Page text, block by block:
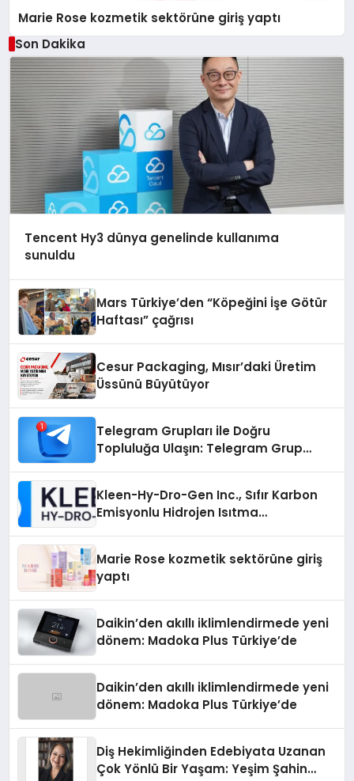
Marie Rose kozmetik sektörüne giriş yaptı
Son Dakika
Tencent Hy3 dünya genelinde kullanıma
sunuldu
Mars Türkiye’den “Köpeğini İşe Götür
Haftası” çağrısı
Cesur Packaging, Mısır’daki Üretim
Üssünü Büyütüyor
Telegram Grupları ile Doğru
Topluluğa Ulaşın: Telegram Grup
Kleen-Hy-Dro-Gen Inc., Sıfır Karbon
Emisyonlu Hidrojen Isıtma
Marie Rose kozmetik sektörüne giriş
yaptı
Daikin’den akıllı iklimlendirmede yeni
dönem: Madoka Plus Türkiye’de
Daikin’den akıllı iklimlendirmede yeni
dönem: Madoka Plus Türkiye’de
Diş Hekimliğinden Edebiyata Uzanan
Çok Yönlü Bir Yaşam: Yeşim Şahin